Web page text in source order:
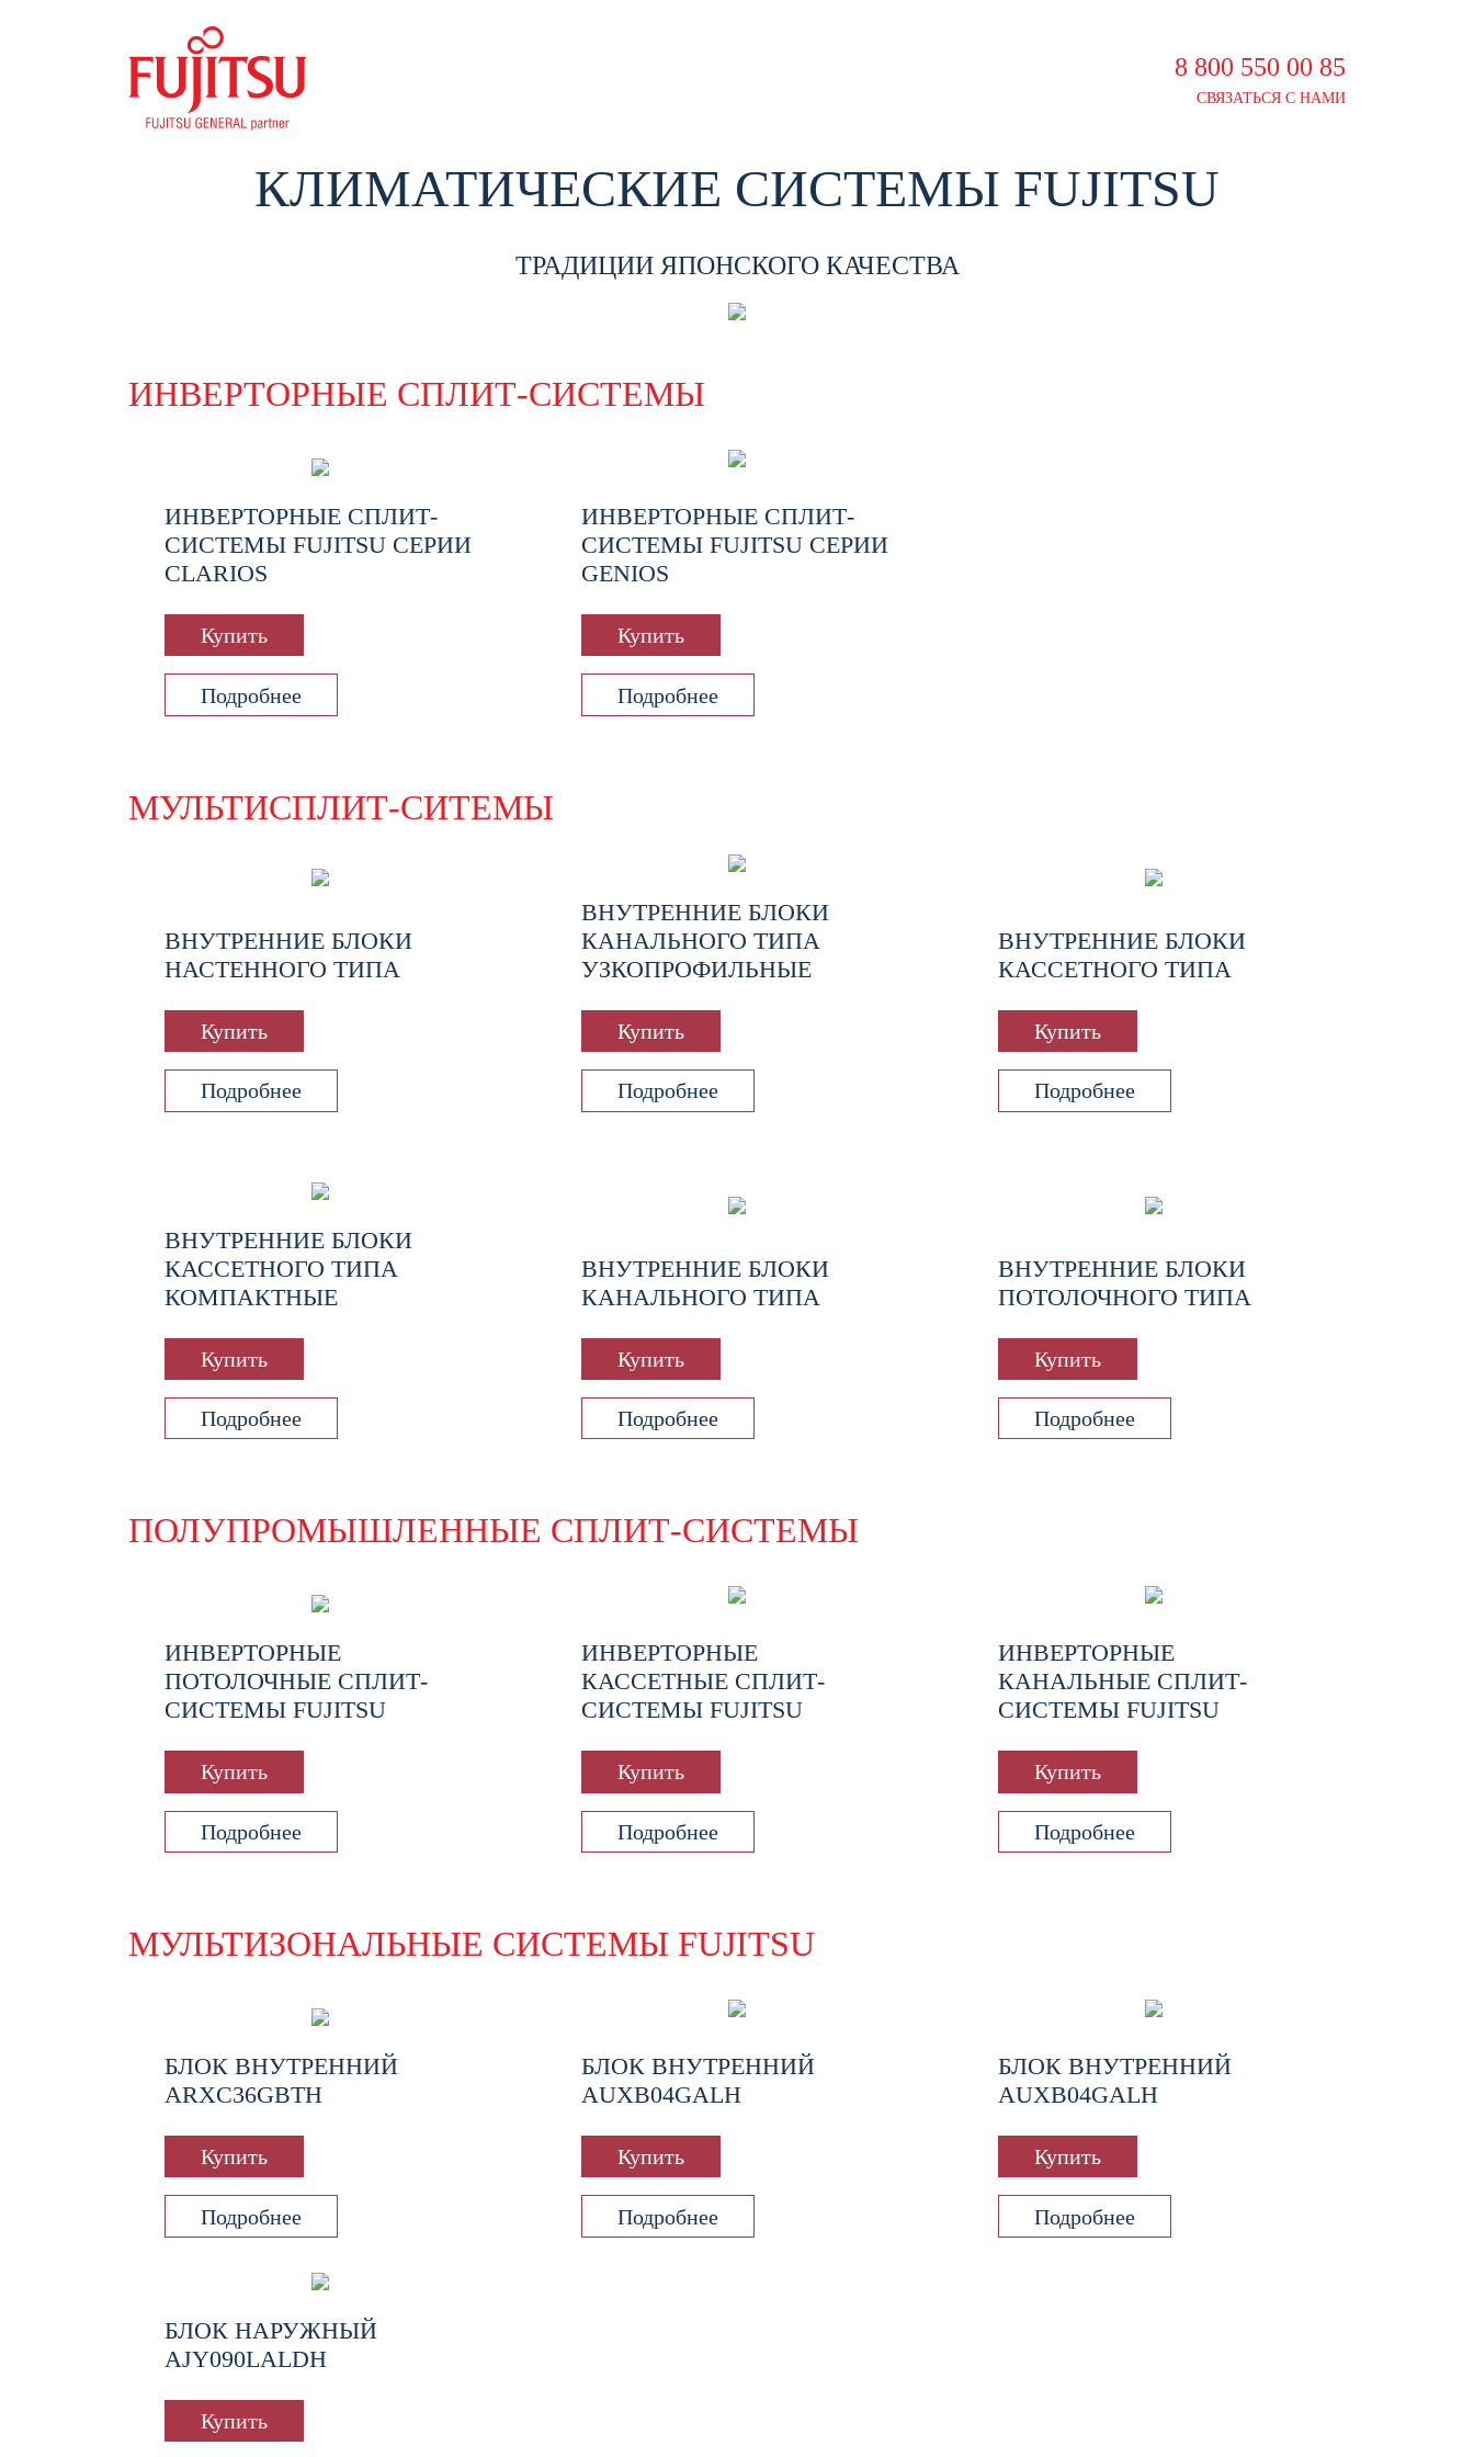
8 800 550 00 85
СВЯЗАТЬСЯ С НАМИ
КЛИМАТИЧЕСКИЕ СИСТЕМЫ FUJITSU
ТРАДИЦИИ ЯПОНСКОГО КАЧЕСТВА
ИНВЕРТОРНЫЕ СПЛИТ-СИСТЕМЫ
ИНВЕРТОРНЫЕ СПЛИТ-
СИСТЕМЫ FUJITSU СЕРИИ
CLARIOS
Купить
Подробнее
ИНВЕРТОРНЫЕ СПЛИТ-
СИСТЕМЫ FUJITSU СЕРИИ
GENIOS
Купить
Подробнее
МУЛЬТИСПЛИТ-СИТЕМЫ
ВНУТРЕННИЕ БЛОКИ
НАСТЕННОГО ТИПА
Купить
Подробнее
ВНУТРЕННИЕ БЛОКИ
КАНАЛЬНОГО ТИПА
УЗКОПРОФИЛЬНЫЕ
Купить
Подробнее
ВНУТРЕННИЕ БЛОКИ
КАССЕТНОГО ТИПА
Купить
Подробнее
ВНУТРЕННИЕ БЛОКИ
КАССЕТНОГО ТИПА
КОМПАКТНЫЕ
Купить
Подробнее
ВНУТРЕННИЕ БЛОКИ
КАНАЛЬНОГО ТИПА
Купить
Подробнее
ВНУТРЕННИЕ БЛОКИ
ПОТОЛОЧНОГО ТИПА
Купить
Подробнее
ПОЛУПРОМЫШЛЕННЫЕ СПЛИТ-СИСТЕМЫ
ИНВЕРТОРНЫЕ
ПОТОЛОЧНЫЕ СПЛИТ-
СИСТЕМЫ FUJITSU
Купить
Подробнее
ИНВЕРТОРНЫЕ
КАССЕТНЫЕ СПЛИТ-
СИСТЕМЫ FUJITSU
Купить
Подробнее
ИНВЕРТОРНЫЕ
КАНАЛЬНЫЕ СПЛИТ-
СИСТЕМЫ FUJITSU
Купить
Подробнее
МУЛЬТИЗОНАЛЬНЫЕ СИСТЕМЫ FUJITSU
БЛОК ВНУТРЕННИЙ
ARXC36GBTH
Купить
Подробнее
БЛОК ВНУТРЕННИЙ
AUXB04GALH
Купить
Подробнее
БЛОК ВНУТРЕННИЙ
AUXB04GALH
Купить
Подробнее
БЛОК НАРУЖНЫЙ
AJY090LALDH
Купить